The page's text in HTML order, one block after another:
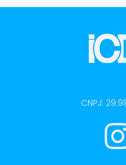
CNPJ: